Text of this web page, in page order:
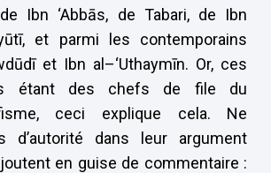
Ibn ‘Abbās, de Tabari, de Ibn
et parmi les contemporains
et Ibn al–‘Uthaymīn. Or, ces
étant des chefs de file du
ceci explique cela. Ne
d’autorité dans leur argument
en guise de commentaire :